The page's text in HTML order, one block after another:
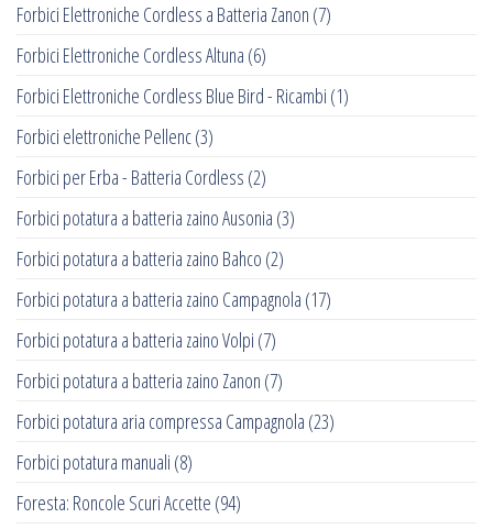
Forbici Elettroniche Cordless a Batteria Zanon (7)
Forbici Elettroniche Cordless Altuna (6)
Forbici Elettroniche Cordless Blue Bird - Ricambi (1)
Forbici elettroniche Pellenc(3)
Forbici per Erba - Batteria Cordless (2)
Forbici potatura a batteria zaino Ausonia (3)
Forbici potatura a batteria zaino Bahco (2)
Forbici potatura a batteria zaino Campagnola (17)
Forbici potatura a batteria zaino Volpi (7)
Forbici potatura a batteria zaino Zanon (7)
Forbici potatura aria compressa Campagnola (23)
Forbici potatura manuali (8)
Foresta: Roncole Scuri Accette (94)